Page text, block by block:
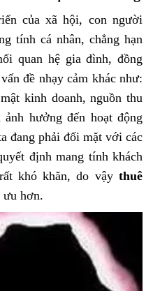
của xã hội, con người
tính cá nhân, chẳng hạn
quan hệ gia đình, đồng
đề nhạy cảm khác như:
kinh doanh, nguồn thu
hưởng đến hoạt động
đang phải đối mặt với các
định mang tính khách
khó khăn, do vậy thuê
ưu hơn.